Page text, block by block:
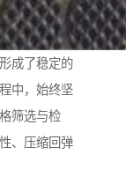
成了稳定的
中，始终坚
筛选与检
、压缩回弹